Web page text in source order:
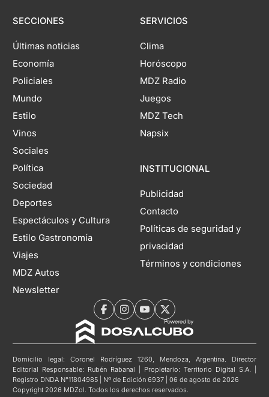
SECCIONES
Últimas noticias
Economía
Policiales
Mundo
Estilo
Vinos
Sociales
Política
Sociedad
Deportes
Espectáculos y Cultura
Estilo Gastronomía
Viajes
MDZ Autos
Newsletter
SERVICIOS
Clima
Horóscopo
MDZ Radio
Juegos
MDZ Tech
Napsix
INSTITUCIONAL
Publicidad
Contacto
Políticas de seguridad y
privacidad
Términos y condiciones
Domicilio legal: Coronel Rodríguez 1260, Mendoza, Argentina. Director
Editorial Responsable: Rubén Rabanal | Propietario: Territorio Digital S.A. |
Registro DNDA N°11804985 | Nº de Edición 6937 | 06 de agosto de 2026
Copyright 2026 MDZol. Todos los derechos reservados.